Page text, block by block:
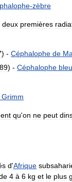
-zèbre
deux premières
) - Céphalophe de
) - Céphalophe bleu
Grimm
qu'on ne peut
d'Afrique
4 à 6 kg et le plus